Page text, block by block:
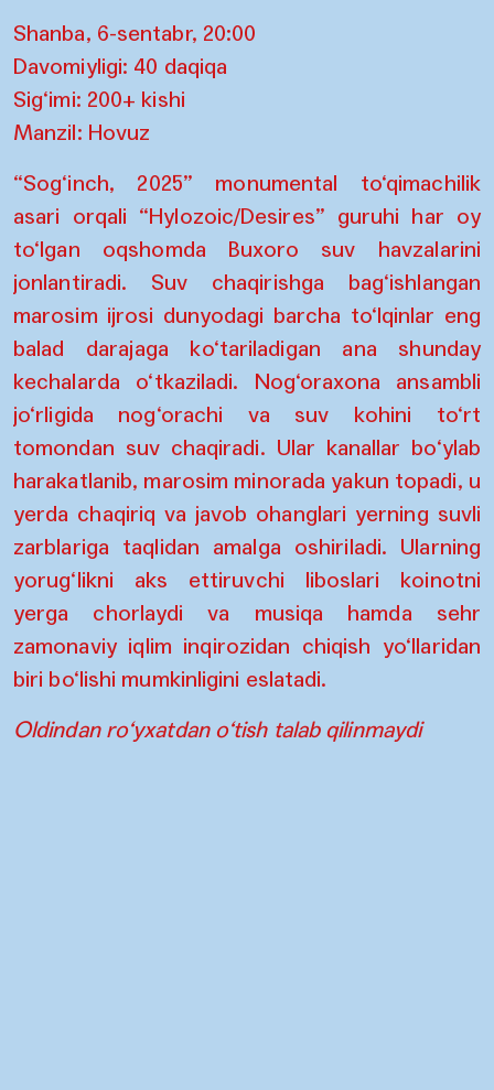
Shanba, 6-sentabr, 20:00
Davomiyligi: 40 daqiqa
Sig‘imi: 200+ kishi
Manzil: Hovuz
“Sog‘inch, 2025” monumental to‘qimachilik
asari orqali “Hylozoic/Desires” guruhi har oy
to‘lgan oqshomda Buxoro suv havzalarini
jonlantiradi. Suv chaqirishga bag‘ishlangan
marosim ijrosi dunyodagi barcha to‘lqinlar eng
balad darajaga ko‘tariladigan ana shunday
kechalarda o‘tkaziladi. Nog‘oraxona ansambli
jo‘rligida nog‘orachi va suv kohini to‘rt
tomondan suv chaqiradi. Ular kanallar bo‘ylab
harakatlanib, marosim minorada yakun topadi, u
yerda chaqiriq va javob ohanglari yerning suvli
zarblariga taqlidan amalga oshiriladi. Ularning
yorug‘likni aks ettiruvchi liboslari koinotni
yerga chorlaydi va musiqa hamda sehr
zamonaviy iqlim inqirozidan chiqish yo‘llaridan
biri bo‘lishi mumkinligini eslatadi.
Oldindan ro‘yxatdan o‘tish talab qilinmaydi